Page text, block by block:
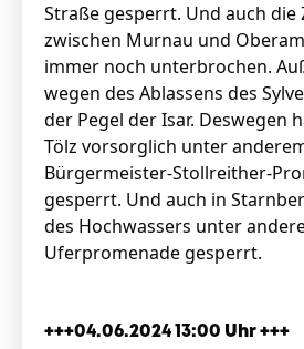
Straße gesperrt. Und auch die
zwischen Murnau und
immer noch unterbrochen.
wegen des Ablassens des
der Pegel der Isar. Deswegen
Tölz vorsorglich unter
Bürgermeister-Stollreither-
gesperrt. Und auch in
des Hochwassers unter
Uferpromenade gesperrt.
+++04.06.2024 13:00 Uhr +++